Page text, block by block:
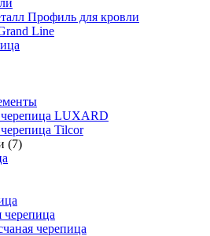
Профиль для кровли
Line
LUXARD
Tilcor
(7)
черепица
черепица